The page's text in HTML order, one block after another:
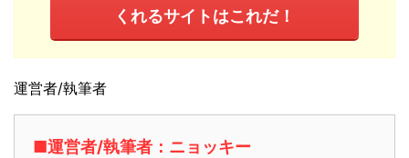
くれるサイトはこれだ！
運営者/執筆者
■運営者/執筆者：ニョッキー